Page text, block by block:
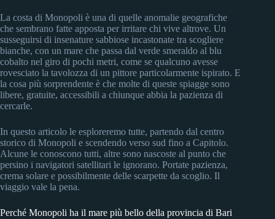
La costa di Monopoli è una di quelle anomalie geografiche
che sembrano fatte apposta per irritare chi vive altrove. Un
susseguirsi di insenature sabbiose incastonate tra scogliere
bianche, con un mare che passa dal verde smeraldo al blu
cobalto nel giro di pochi metri, come se qualcuno avesse
rovesciato la tavolozza di un pittore particolarmente ispirato. E
la cosa più sorprendente è che molte di queste spiagge sono
libere, gratuite, accessibili a chiunque abbia la pazienza di
cercarle.
In questo articolo le esploreremo tutte, partendo dal centro
storico di Monopoli e scendendo verso sud fino a Capitolo.
Alcune le conoscono tutti, altre sono nascoste al punto che
persino i navigatori satellitari le ignorano. Portate pazienza,
crema solare e possibilmente delle scarpette da scoglio. Il
viaggio vale la pena.
Perché Monopoli ha il mare più bello della provincia di Bari